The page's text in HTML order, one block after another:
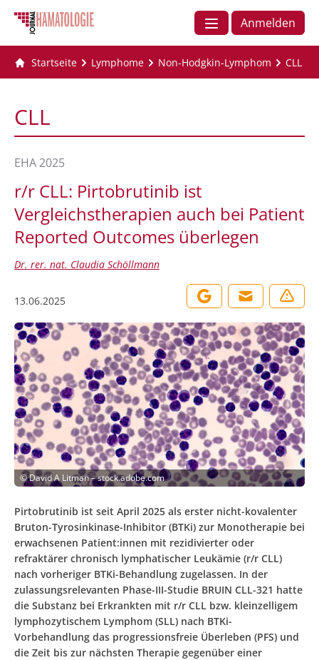
Anmelden
Startseite Lymphome Non-Hodgkin-Lymphom CLL
CLL
EHA 2025
r/r CLL: Pirtobrutinib ist
Vergleichstherapien auch bei Patient
Reported Outcomes überlegen
Dr. rer. nat. Claudia Schöllmann
13.06.2025
©David A Litman – stock.adobe.com
Pirtobrutinib ist seit April 2025 als erster nicht-kovalenter
Bruton-Tyrosinkinase-Inhibitor (BTKi) zur Monotherapie bei
erwachsenen Patient:innen mit rezidivierter oder
refraktärer chronisch lymphatischer Leukämie (r/r CLL)
nach vorheriger BTKi-Behandlung zugelassen. In der
zulassungsrelevanten Phase-III-Studie BRUIN CLL-321 hatte
die Substanz bei Erkrankten mit r/r CLL bzw. kleinzelligem
lymphozytischem Lymphom (SLL) nach BTKi-
Vorbehandlung das progressionsfreie Überleben (PFS) und
die Zeit bis zur nächsten Therapie gegenüber einer